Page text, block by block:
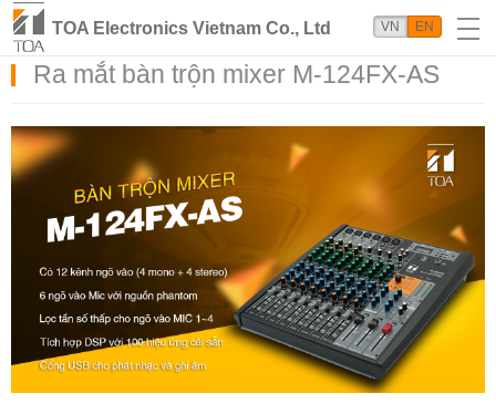
TOA Electronics Vietnam Co., Ltd VN EN
Ra mắt bàn trộn mixer M-124FX-AS